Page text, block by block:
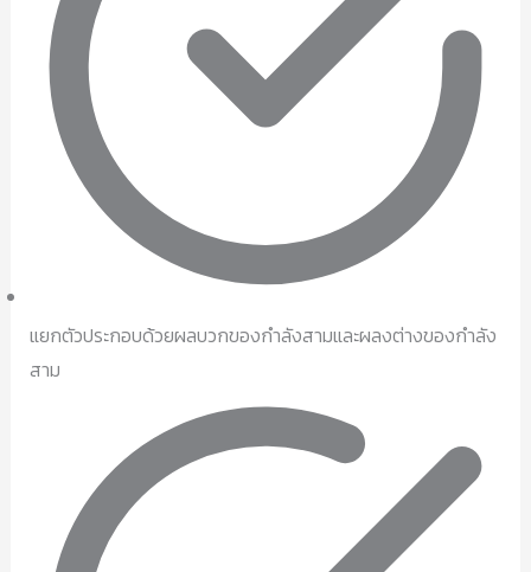
แยกตัวประกอบด้วยผลบวกของกำลังสามและผลงต่างของกำลัง
สาม